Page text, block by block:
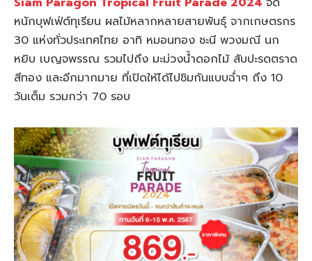
หนักบุฟเฟ่ต์ทุเรียน ผลไม้หลากหลายสายพันธุ์ จากเกษตรกร
30 แห่งทั่วประเทศไทย อาทิ หมอนทอง ชะนี พวงมณี นก
หยิบ เบญจพรรณ รวมไปถึง มะม่วงน้ำดอกไม้ สับปะรดตราด
สีทอง และอีกมากมาย ที่เปิดให้ได้ไปชิมกันแบบฉ่ำๆ ถึง 10
วันเต็ม รวมกว่า 70 รอบ